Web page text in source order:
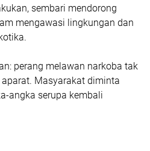
sembari mendorong
mengawasi lingkungan dan
perang melawan narkoba tak
Masyarakat diminta
angka serupa kembali